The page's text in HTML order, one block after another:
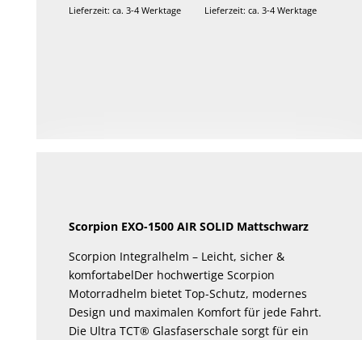
Lieferzeit: ca. 3-4 Werktage Lieferzeit: ca. 3-4 Werktage
Scorpion EXO-1500 AIR SOLID Mattschwarz
Scorpion Integralhelm – Leicht, sicher &
komfortabelDer hochwertige Scorpion
Motorradhelm bietet Top-Schutz, modernes
Design und maximalen Komfort für jede Fahrt.
Die Ultra TCT® Glasfaserschale sorgt für ein